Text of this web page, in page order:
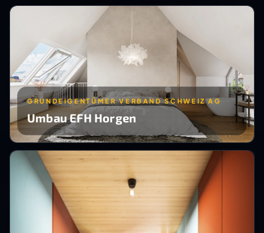
GRUNDEIGENTÜMER VERBAND SCHWEIZ AG
Umbau EFH Horgen